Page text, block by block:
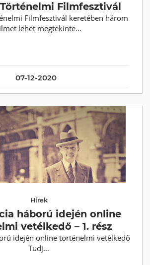
07-12-2020
Filmfesztivál
Filmfesztivál keretében három
lehet megtekinte...
Hírek
háború idején online
vetélkedő – 1. rész
idején online történelmi vetélkedő
Tudj...